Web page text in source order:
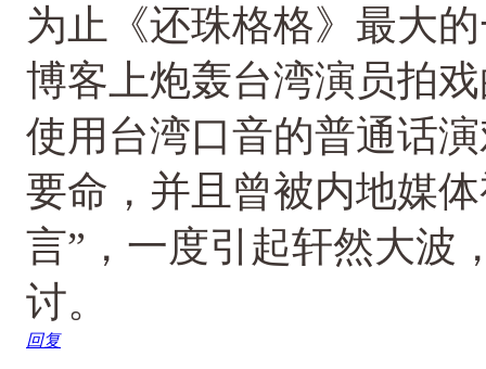
为止《还珠格格》最大
博客上炮轰台湾演员拍
使用台湾口音的普通话
要命，并且曾被内地媒
言”，一度引起轩然大波
讨。
回复